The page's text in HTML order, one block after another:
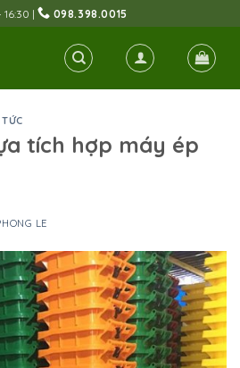
16:30 | 098.398.0015
tích hợp máy ép
LE